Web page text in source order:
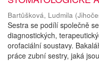
Bartůšková, Ludmila (
Sestra se podílí společně
diagnostických,
orofaciální soustavy.
práce zubní sestry, jaká